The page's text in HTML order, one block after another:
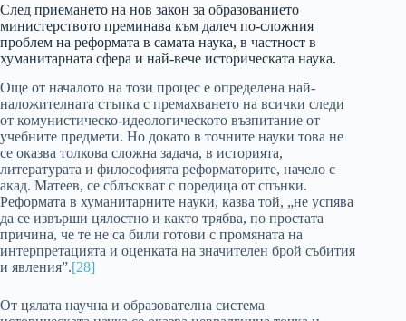
След приемането на нов закон за образованието
министерството преминава към далеч по-сложния
проблем на реформата в самата наука, в частност в
хуманитарната сфера и най-вече историческата наука.
Още от началото на този процес е определена най-
наложителната стъпка с премахването на всички следи
от комунистическо-идеологическото възпитание от
учебните предмети. Но докато в точните науки това не
се оказва толкова сложна задача, в историята,
литературата и философията реформаторите, начело с
акад. Матеев, се сблъскват с поредица от спънки.
Реформата в хуманитарните науки, казва той, „не успява
да се извърши цялостно и както трябва, по простата
причина, че те не са били готови с промяната на
интерпретацията и оценката на значителен брой събития
и явления”.[28]
От цялата научна и образователна система